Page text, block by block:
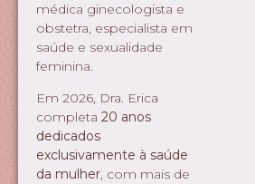
médica ginecologista e
obstetra, especialista em
saúde e sexualidade
feminina.
Em 2026, Dra. Erica
completa 20 anos
dedicados
exclusivamente à saúde
da mulher, com mais de